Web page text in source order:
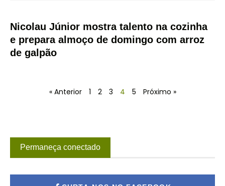
Nicolau Júnior mostra talento na cozinha
e prepara almoço de domingo com arroz
de galpão
« Anterior 1 2 3 4 5 Próximo »
Permaneça conectado